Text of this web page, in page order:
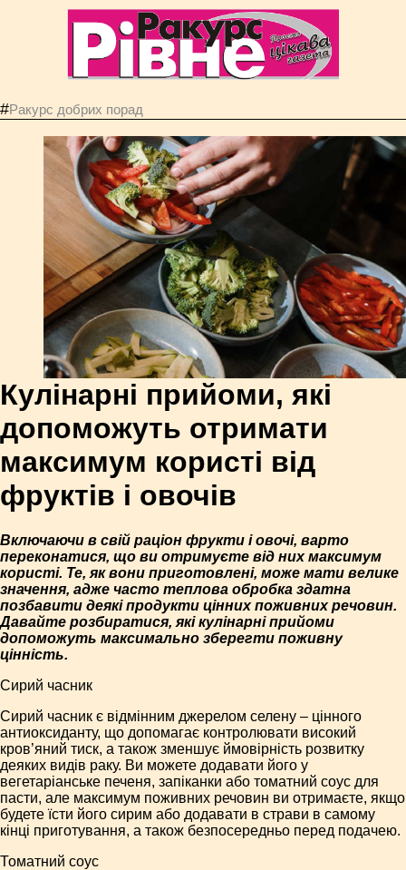
#Ракурс добрих порад
Кулінарні прийоми, які
допоможуть отримати
максимум користі від
фруктів і овочів
Включаючи в свій раціон фрукти і овочі, варто
переконатися, що ви отримуєте від них максимум
користі. Те, як вони приготовлені, може мати велике
значення, адже часто теплова обробка здатна
позбавити деякі продукти цінних поживних речовин.
Давайте розбиратися, які кулінарні прийоми
допоможуть максимально зберегти поживну
цінність.
Сирий часник
Сирий часник є відмінним джерелом селену – цінного
антиоксиданту, що допомагає контро­лювати високий
кров’яний тиск, а також зменшує ймовірність розвитку
деяких видів раку. Ви можете додавати його у
вегетаріанське печеня, запіканки або томатний соус для
пасти, але максимум поживних речовин ви отримаєте, якщо
будете їсти його сирим або додавати в страви в самому
кінці приготування, а також безпосередньо перед подачею.
Томатний соус